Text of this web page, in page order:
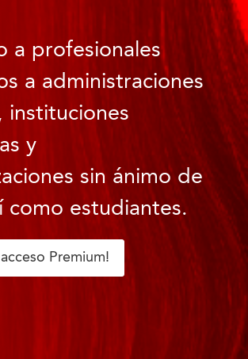
a profesionales
a administraciones
instituciones
y
sin ánimo de
como estudiantes.
Premium!